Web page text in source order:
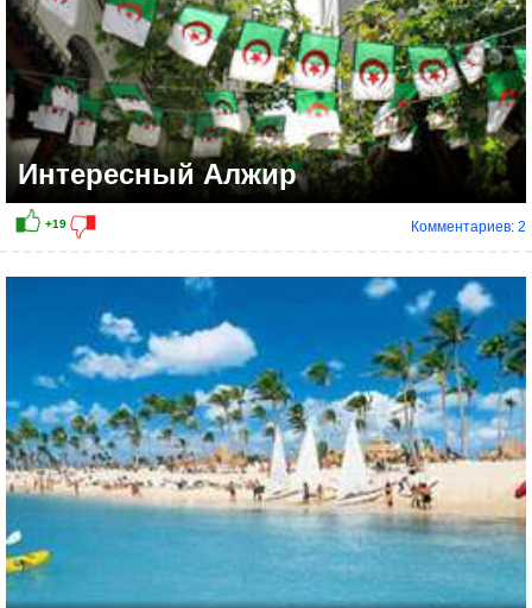
+28
Интересный Алжир
Комментариев: 2